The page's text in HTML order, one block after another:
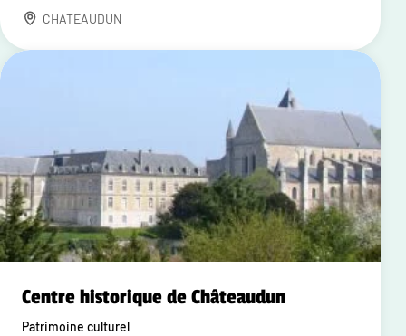
CHATEAUDUN
Centre historique de Châteaudun
Patrimoine culturel